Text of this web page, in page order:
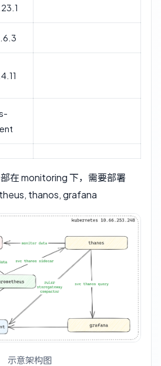
在 monitoring 下，需要部署
thanos, grafana
示意架构图